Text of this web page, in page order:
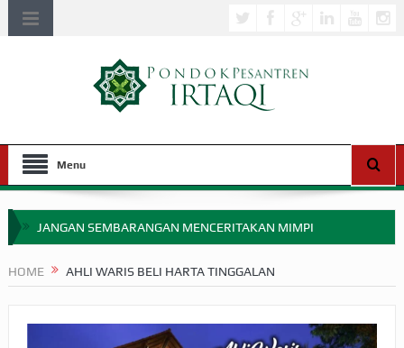
Menu
JANGAN SEMBARANGAN MENCERITAKAN MIMPI
APA HUKUM MEMPERCEPAT PEMBAYARAN ZAKAT
HOME AHLI WARIS BELI HARTA TINGGALAN